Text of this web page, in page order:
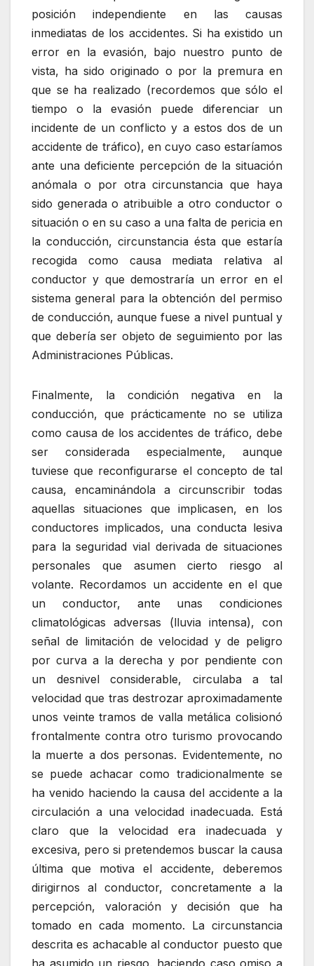
posición independiente en las causas
inmediatas de los accidentes. Si ha existido un
error en la evasión, bajo nuestro punto de
vista, ha sido originado o por la premura en
que se ha realizado (recordemos que sólo el
tiempo o la evasión puede diferenciar un
incidente de un conflicto y a estos dos de un
accidente de tráfico), en cuyo caso estaríamos
ante una deficiente percepción de la situación
anómala o por otra circunstancia que haya
sido generada o atribuible a otro conductor o
situación o en su caso a una falta de pericia en
la conducción, circunstancia ésta que estaría
recogida como causa mediata relativa al
conductor y que demostraría un error en el
sistema general para la obtención del permiso
de conducción, aunque fuese a nivel puntual y
que debería ser objeto de seguimiento por las
Administraciones Públicas.
Finalmente, la condición negativa en la
conducción, que prácticamente no se utiliza
como causa de los accidentes de tráfico, debe
ser considerada especialmente, aunque
tuviese que reconfigurarse el concepto de tal
causa, encaminándola a circunscribir todas
aquellas situaciones que implicasen, en los
conductores implicados, una conducta lesiva
para la seguridad vial derivada de situaciones
personales que asumen cierto riesgo al
volante. Recordamos un accidente en el que
un conductor, ante unas condiciones
climatológicas adversas (lluvia intensa), con
señal de limitación de velocidad y de peligro
por curva a la derecha y por pendiente con
un desnivel considerable, circulaba a tal
velocidad que tras destrozar aproximadamente
unos veinte tramos de valla metálica colisionó
frontalmente contra otro turismo provocando
la muerte a dos personas. Evidentemente, no
se puede achacar como tradicionalmente se
ha venido haciendo la causa del accidente a la
circulación a una velocidad inadecuada. Está
claro que la velocidad era inadecuada y
excesiva, pero si pretendemos buscar la causa
última que motiva el accidente, deberemos
dirigirnos al conductor, concretamente a la
percepción, valoración y decisión que ha
tomado en cada momento. La circunstancia
descrita es achacable al conductor puesto que
ha asumido un riesgo, haciendo caso omiso a